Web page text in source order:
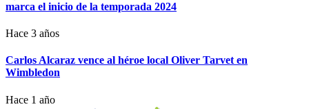
marca el inicio de la temporada 2024
Hace 3 años
Carlos Alcaraz vence al héroe local Oliver Tarvet en
Wimbledon
Hace 1 año